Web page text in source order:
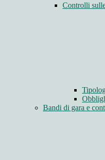
Controlli
Bandi di gara e